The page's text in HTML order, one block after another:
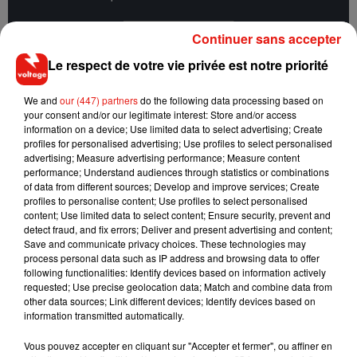
Afficher l'élément
Un budget serré
Si aujourd’hui la trentenaire possèdeun champ visuel rétréci
à 40 degrés, au lieu de 180 degrés, elle se donne les moyens
pour vivre son rêve. Après avoir tout abandonné (emploi,
maison, voiture), Marie et Corentin vivent aujourd’hui avec
un budget serré d’environ1.000 euros par mois
, gagnés
grâce à leur statut d’auto-entrepreneurs. Le couple écrit en
effet des articles pour la presse spécialisée afin de financer
son périple.
"On a réduit notre train de vie, on consomme moins, on
travaille de sorte à gagner juste ce dont on a besoin et on a
beaucoup plus de temps pour nous",
Le respect de votre vie privée est notre priorité
We and our (447) partnersdo the following data processing based on
your consent and/or our legitimate interest: Store and/or access
information on a device; Use limited data to select advertising; Create
profiles for personalised advertising; Use profiles to select personalised
advertising; Measure advertising performance; Measure content
performance; Understand audiences through statistics or combinations
of data from different sources; Develop and improve services; Create
profiles to personalise content; Use profiles to select personalised
content; Use limited data to select content; Ensure security, prevent and
detect fraud, and fix errors; Deliver and present advertising and content;
Save and communicate privacy choices. These technologies may
process personal data such as IP address and browsing data to offer
following functionalities: Identify devices based on information actively
requested; Use precise geolocation data; Match and combine data from
other data sources; Link different devices; Identify devices based on
information transmitted automatically.
Vous pouvez accepter en cliquant sur "Accepter et fermer", ou affiner en
Continuer sans accepter